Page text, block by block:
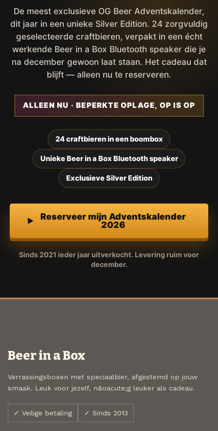
De meest exclusieve OG Beer Adventskalender,
dit jaar in een unieke Silver Edition. 24 zorgvuldig
geselecteerde craftbieren, verpakt in een écht
werkende Beer in a Box Bluetooth speaker die je
na december gewoon laat staan. Het cadeau dat
blijft — alleen nu te reserveren.
ALLEEN NU · BEPERKTE OPLAGE, OP IS OP
24 craftbieren in een boombox
Unieke Beer in a Box Bluetooth speaker
Exclusieve Silver Edition
Reserveer mijn Adventskalender
2026
Sinds 2021 ieder jaar uitverkocht. Levering ruim voor
december.
Beer in a Box
Verrassingsboxen met speciaalbier, afgestemd op jouw
smaak. Leuk voor jezelf, n&oacute;g leuker als cadeau.
✓ Veilige betaling ✓ Sinds 2013